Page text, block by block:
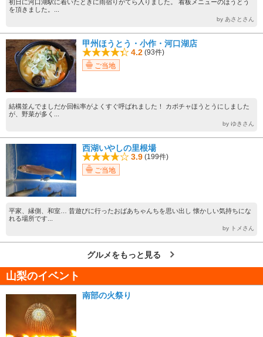
初日に河口湖駅に着いたときに雨宿りがてら入りました。 看板メニューのほうとう
を頂きました。...
by あさとさん
甲州ほうとう・小作・河口湖店
4.2 (93件)
ご当地
結構並んでましだか回転率がよくすぐ呼ばれました！ カボチャほうとうにしました
が、野菜が多く...
by ゆきさん
西湖いやしの里根場
3.9 (199件)
ご当地
平家、縁側、和室… 昔遊びに行ったおばあちゃんちを思い出し 懐かしい気持ちにな
れる場所です...
by トメさん
グルメをもっと見る
山梨のイベント
南部の火祭り